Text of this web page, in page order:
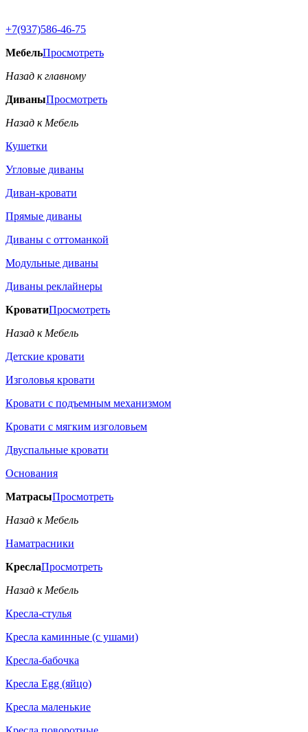
+7(937)586-46-75
МебельПросмотреть
Назад к главному
ДиваныПросмотреть
Назад к Мебель
Кушетки
Угловые диваны
Диван-кровати
Прямые диваны
Диваны с оттоманкой
Модульные диваны
Диваны реклайнеры
КроватиПросмотреть
Назад к Мебель
Детские кровати
Изголовья кровати
Кровати с подъемным механизмом
Кровати с мягким изголовьем
Двуспальные кровати
Основания
МатрасыПросмотреть
Назад к Мебель
Наматрасники
КреслаПросмотреть
Назад к Мебель
Кресла-стулья
Кресла каминные (с ушами)
Кресла-бабочка
Кресла Egg (яйцо)
Кресла маленькие